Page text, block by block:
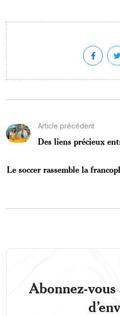
Article précédent
Des liens précieux
Le soccer rassemble la
Abonnez-